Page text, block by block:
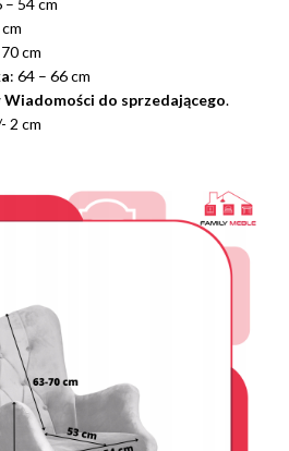
cm
: 64 – 66 cm
Wiadomości do sprzedającego.
2 cm